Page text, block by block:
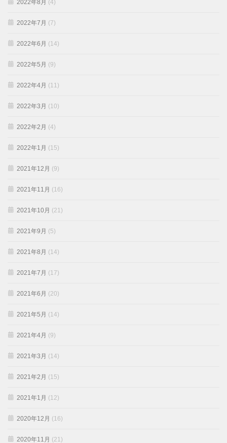
2022年8月 (4)
2022年7月 (7)
2022年6月 (14)
2022年5月 (9)
2022年4月 (11)
2022年3月 (10)
2022年2月 (4)
2022年1月 (15)
2021年12月 (9)
2021年11月 (16)
2021年10月 (21)
2021年9月 (5)
2021年8月 (14)
2021年7月 (17)
2021年6月 (20)
2021年5月 (14)
2021年4月 (9)
2021年3月 (14)
2021年2月 (15)
2021年1月 (12)
2020年12月 (16)
2020年11月 (21)